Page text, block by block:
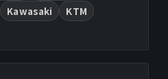
Kawasaki
KTM